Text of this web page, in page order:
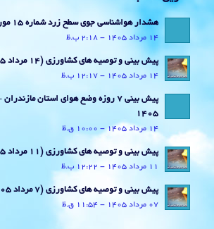
هشدار هواشناسی جوی سطح زرد شماره 15 مورخ 14 مرداد 1405
14 مرداد 1405 - 2:18 ب.ظ
پیش بینی و توصیه های کشاورزی (14 مرداد ۱۴۰۵)
14 مرداد 1405 - 12:17 ب.ظ
1405
14 مرداد 1405 - 10:00 ق.ظ
پیش بینی و توصیه های کشاورزی (11 مرداد ۱۴۰۵)
11 مرداد 1405 - 12:22 ب.ظ
پیش بینی و توصیه های کشاورزی (7 مرداد ۱۴۰۵)
07 مرداد 1405 - 11:54 ق.ظ